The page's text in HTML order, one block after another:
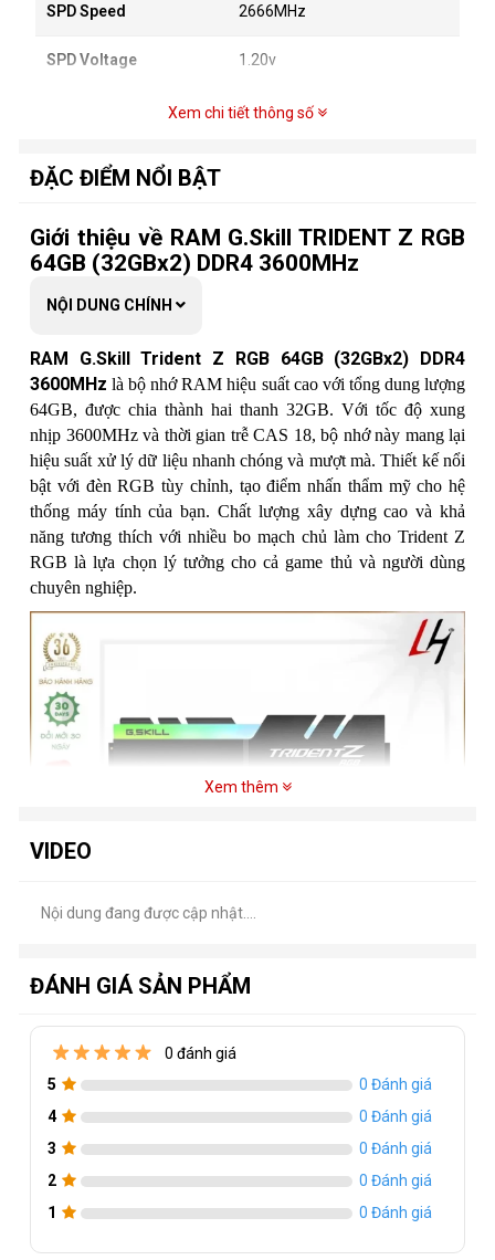
SPD Speed 2666MHz
SPD Voltage 1.20v
No
Features
Intel XMP 2.0 (Extreme
Additional Notes
stability depends on MB &
CPU capability.
Xem chi tiết thông số
ĐẶC ĐIỂM NỔI BẬT
Giới thiệu về RAM G.Skill TRIDENT Z RGB
64GB (32GBx2) DDR4 3600MHz
NỘI DUNG CHÍNH
RAM G.Skill Trident Z RGB 64GB (32GBx2) DDR4
3600MHz là bộ nhớ RAM hiệu suất cao với tổng dung lượng
64GB, được chia thành hai thanh 32GB. Với tốc độ xung
nhịp 3600MHz và thời gian trễ CAS 18, bộ nhớ này mang lại
hiệu suất xử lý dữ liệu nhanh chóng và mượt mà. Thiết kế nổi
bật với đèn RGB tùy chỉnh, tạo điểm nhấn thẩm mỹ cho hệ
thống máy tính của bạn. Chất lượng xây dựng cao và khả
năng tương thích với nhiều bo mạch chủ làm cho Trident Z
RGB là lựa chọn lý tưởng cho cả game thủ và người dùng
chuyên nghiệp.
Thông số kỹ thuật của 64GB RAM RGB
TRIDENT Z
Loại bộ nhớ: DDR4
Dung lượng: 64GB (32GBx2)
Bộ nhớ đa kênh
Xem thêm
VIDEO
Nội dung đang được cập nhật....
ĐÁNH GIÁ SẢN PHẨM
0 đánh giá
5
0 Đánh giá
4
0 Đánh giá
3
0 Đánh giá
2
0 Đánh giá
1
0 Đánh giá